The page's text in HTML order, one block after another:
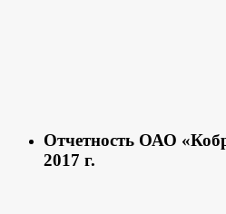
Отчетность ОАО
2017 г.